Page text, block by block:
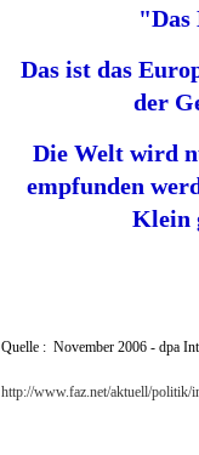
"Das
Das ist das
der
Die Welt wird
empfunden
Klein
Quelle : November 2006 - dpa
http://www.faz.net/aktuell/politik/